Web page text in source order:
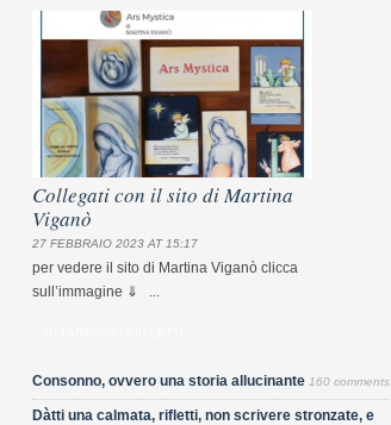
Collegati con il sito di Martina
Viganò
27 FEBBRAIO 2023 AT 15:17
per vedere il sito di Martina Viganò clicca
sull’immagine ⇓ ...
Consonno, ovvero una storia allucinante 160 comments
Dàtti una calmata, rifletti, non scrivere stronzate, e